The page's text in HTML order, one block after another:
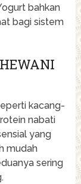
bahkan
bagi sistem
kacang-
nabati
yang
mudah
sering